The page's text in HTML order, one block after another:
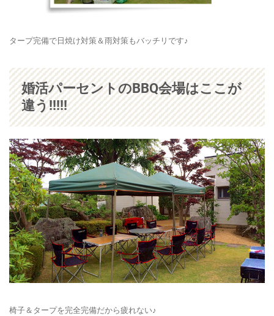
タープ完備で日焼け対策＆雨対策もバッチリです♪
婚活パーセントのBBQ会場はここが
違う!!!!!
椅子＆タープを完全完備だから疲れない♪